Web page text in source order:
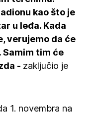
kao što je
u leđa. Kada
verujemo da će
Samim tim će
- zaključio je
1. novembra na